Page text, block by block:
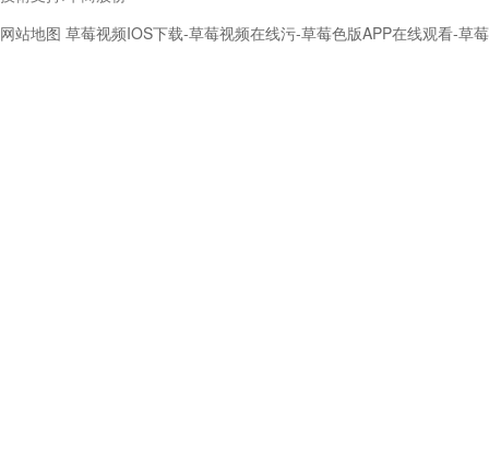
网站地图 草莓视频IOS下载-草莓视频在线污-草莓色版APP在线观看-草